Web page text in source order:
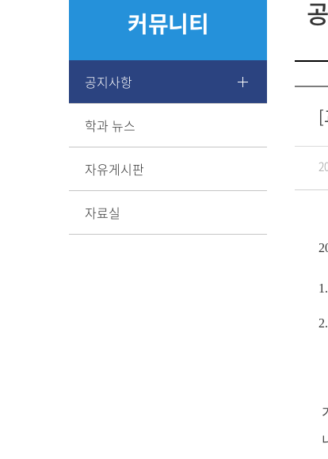
커뮤니티
공지사항
학과 뉴스
자유게시판
자료실
[
1.
2.